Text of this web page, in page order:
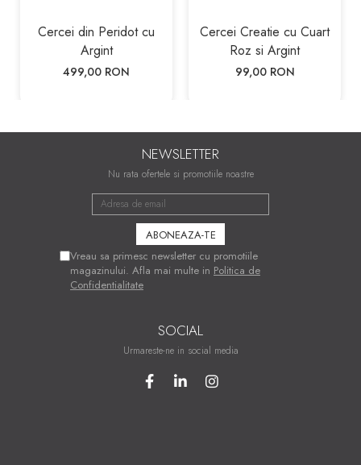
Cercei din Peridot cu
Argint
499,00 RON
Cercei Creatie cu Cuart
Roz si Argint
99,00 RON
NEWSLETTER
Nu rata ofertele si promotiile noastre
Vreau sa primesc newsletter cu promotiile
magazinului. Afla mai multe in Politica de
Confidentialitate
SOCIAL
Urmareste-ne in social media